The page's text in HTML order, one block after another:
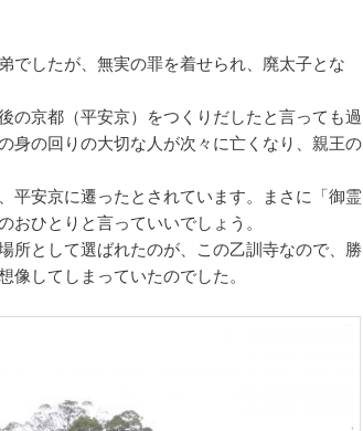
でしたが、無実の罪を着せられ、廃太子とな
の京都（平安京）をつくりだしたと言っても過
身の回りの大切な人が次々に亡くなり、親王の
平安京に遷ったとされています。まさに「御霊
おひとりと言っていいでしょう。
所として選ばれたのが、この乙訓寺なので、勝
してしまっていたのでした。